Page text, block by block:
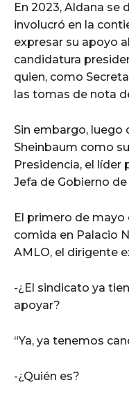
En 2023, Aldana se
involucró en la
expresar su apoyo
candidatura
quien, como
las tomas de nota
Sin embargo, luego
Sheinbaum como
Presidencia, el
Jefa de Gobierno
El primero de mayo
comida en Palacio
AMLO, el dirigente
-¿El sindicato ya
apoyar?
“Ya, ya tenemos
-¿Quién es?